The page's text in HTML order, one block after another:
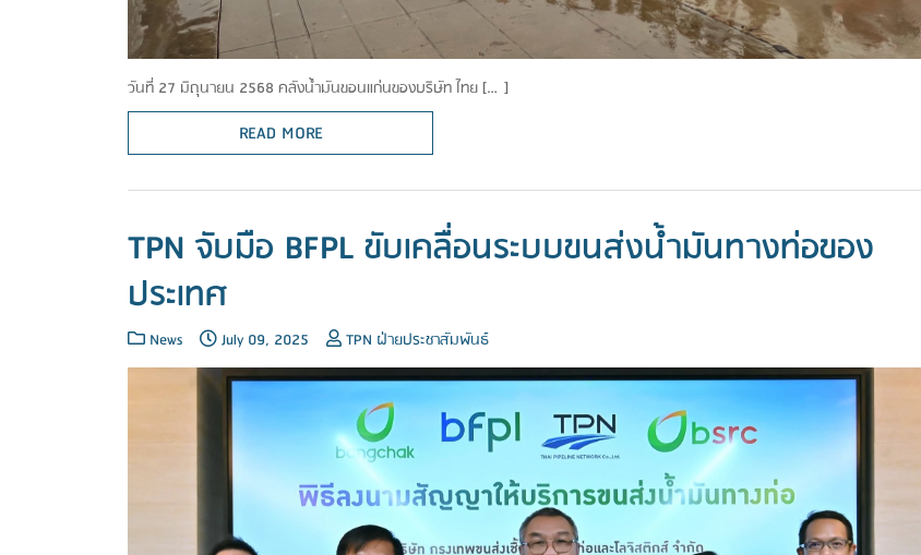
วันที่ 27 มิถุนายน 2568 คลังน้ำมันขอนแก่นของบริษัท ไทย […]
READ MORE
TPN จับมือ BFPL ขับเคลื่อนระบบขนส่งน้ำมันทางท่อของ
ประเทศ
News July 09, 2025 TPN ฝ่ายประชาสัมพันธ์